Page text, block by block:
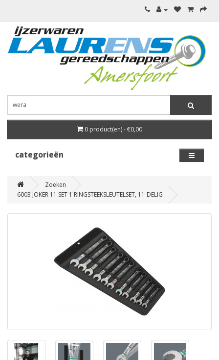
0 product(en) - €0,00
categorieën
Zoeken
6003 JOKER 11 SET 1 RINGSTEEKSLEUTELSET, 11-DELIG